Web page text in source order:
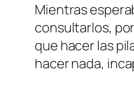
Mientras
consultarlos,
que hacer las
hacer nada,